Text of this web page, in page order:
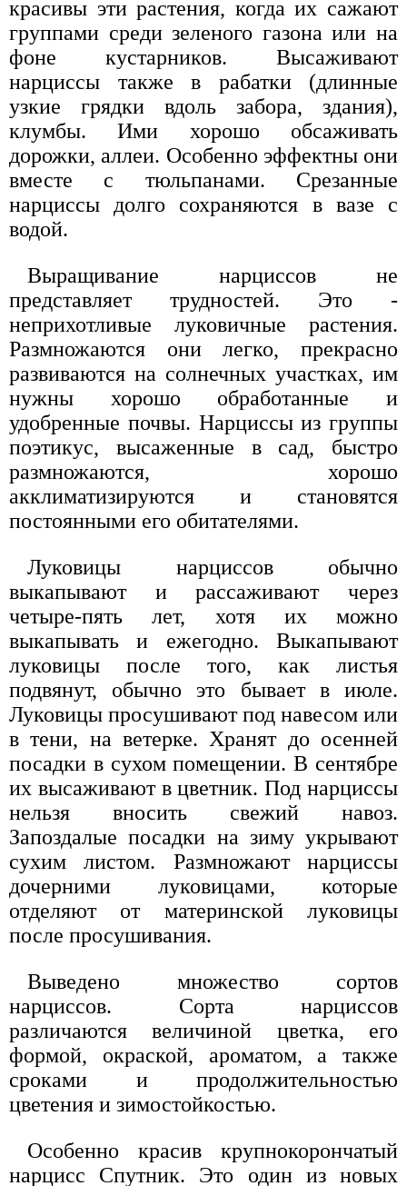
красивы эти растения, когда их сажают
группами среди зеленого газона или на
фоне кустарников. Высаживают
нарциссы также в рабатки (длинные
узкие грядки вдоль забора, здания),
клумбы. Ими хорошо обсаживать
дорожки, аллеи. Особенно эффектны они
вместе с тюльпанами. Срезанные
нарциссы долго сохраняются в вазе с
водой.
Выращивание нарциссов не
представляет трудностей. Это -
неприхотливые луковичные растения.
Размножаются они легко, прекрасно
развиваются на солнечных участках, им
нужны хорошо обработанные и
удобренные почвы. Нарциссы из группы
поэтикус, высаженные в сад, быстро
размножаются, хорошо
акклиматизируются и становятся
постоянными его обитателями.
Луковицы нарциссов обычно
выкапывают и рассаживают через
четыре-пять лет, хотя их можно
выкапывать и ежегодно. Выкапывают
луковицы после того, как листья
подвянут, обычно это бывает в июле.
Луковицы просушивают под навесом или
в тени, на ветерке. Хранят до осенней
посадки в сухом помещении. В сентябре
их высаживают в цветник. Под нарциссы
нельзя вносить свежий навоз.
Запоздалые посадки на зиму укрывают
сухим листом. Размножают нарциссы
дочерними луковицами, которые
отделяют от материнской луковицы
после просушивания.
Выведено множество сортов
нарциссов. Сорта нарциссов
различаются величиной цветка, его
формой, окраской, ароматом, а также
сроками и продолжительностью
цветения и зимостойкостью.
Особенно красив крупнокорончатый
нарцисс Спутник. Это один из новых